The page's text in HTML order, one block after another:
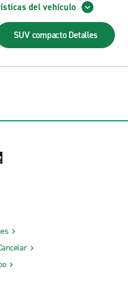
del vehículo
SUV compacto Detalles